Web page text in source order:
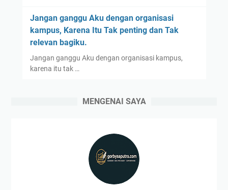
Jangan ganggu Aku dengan organisasi
kampus, Karena Itu Tak penting dan Tak
relevan bagiku.
Jangan ganggu Aku dengan organisasi kampus,
karena itu tak …
MENGENAI SAYA